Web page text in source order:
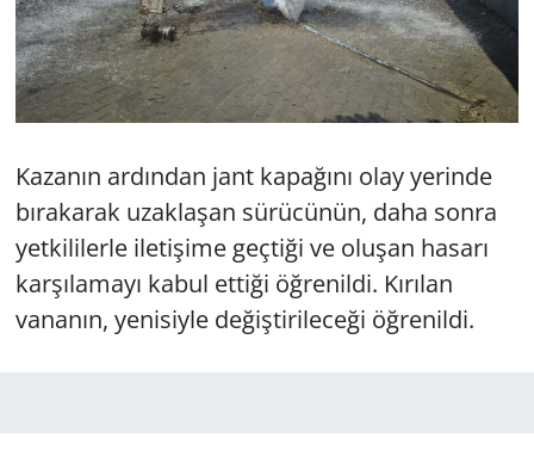
Kazanın ardından jant kapağını olay yerinde
bırakarak uzaklaşan sürücünün, daha sonra
yetkililerle iletişime geçtiği ve oluşan hasarı
karşılamayı kabul ettiği öğrenildi. Kırılan
vananın, yenisiyle değiştirileceği öğrenildi.